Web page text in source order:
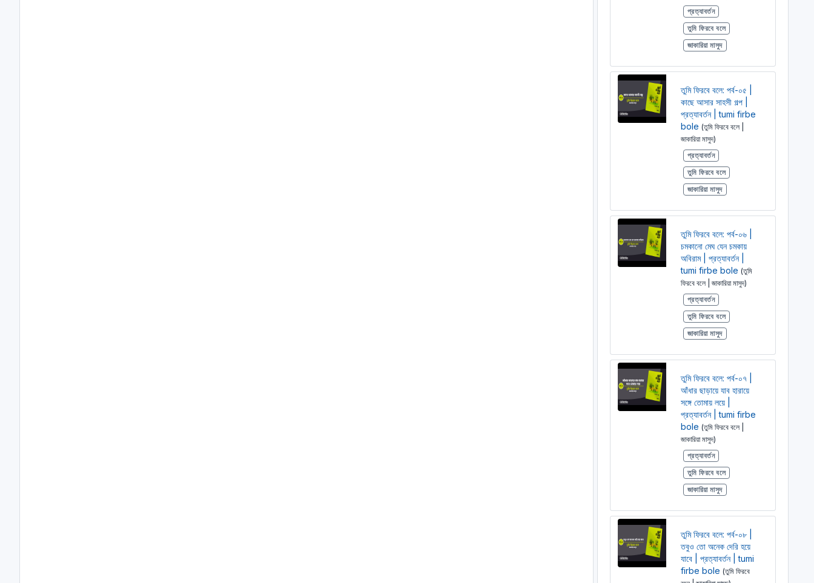
প্রত্যাবর্তন
তুমি ফিরবে বলে
জাকারিয়া মাসুদ
তুমি ফিরবে বলে: পর্ব-০৫ |
কাছে আসার সাহসী গল্প |
প্রত্যাবর্তন | tumi firbe
bole (তুমি ফিরবে বলে |
জাকারিয়া মাসুদ)
প্রত্যাবর্তন
তুমি ফিরবে বলে
জাকারিয়া মাসুদ
তুমি ফিরবে বলে: পর্ব-০৬ |
চমকানো মেঘ যেন চমকায়
অবিরাম | প্রত্যাবর্তন |
tumi firbe bole (তুমি
ফিরবে বলে | জাকারিয়া মাসুদ)
প্রত্যাবর্তন
তুমি ফিরবে বলে
জাকারিয়া মাসুদ
তুমি ফিরবে বলে: পর্ব-০৭ |
আঁধার ছাড়ায়ে যাব হারায়ে
সঙ্গে তোমায় লয়ে |
প্রত্যাবর্তন | tumi firbe
bole (তুমি ফিরবে বলে |
জাকারিয়া মাসুদ)
প্রত্যাবর্তন
তুমি ফিরবে বলে
জাকারিয়া মাসুদ
তুমি ফিরবে বলে: পর্ব-০৮ |
তবুও তো অনেক দেরি হয়ে
যাবে | প্রত্যাবর্তন | tumi
firbe bole (তুমি ফিরবে